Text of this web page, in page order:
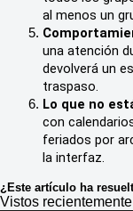
al menos un
una atención
devolverá un
traspaso.
Lo que no
con
feriados por
la interfaz.
¿Este artículo ha
Vistos recientemente